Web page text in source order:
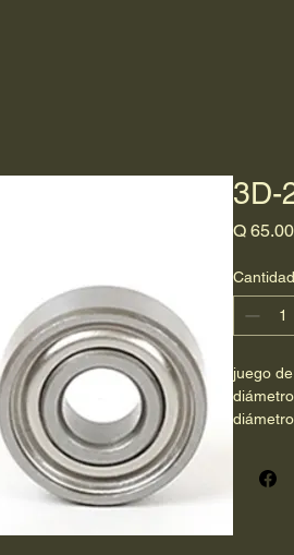
3D-
Q 65.00
Cantidad
juego